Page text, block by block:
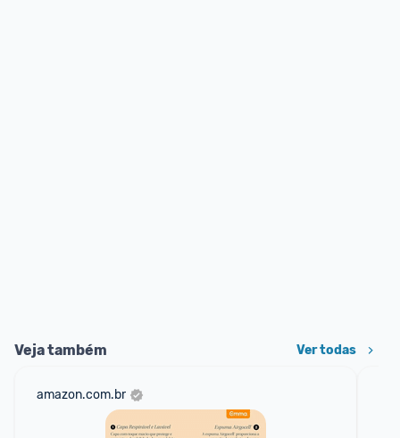
Veja também Ver todas
amazon.com.br